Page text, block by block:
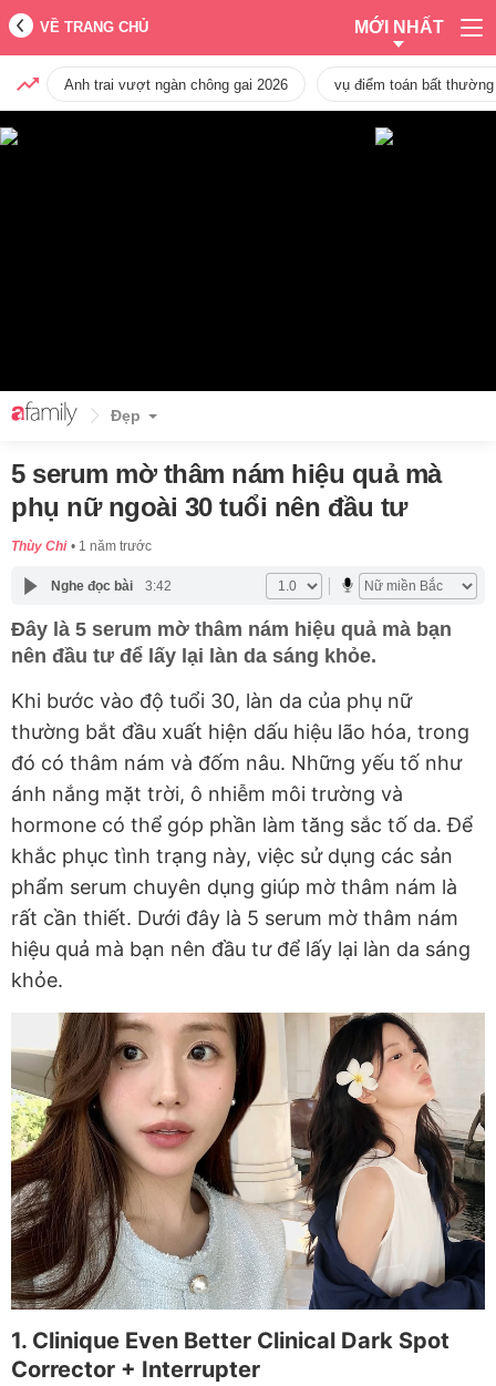
VỀ TRANG CHỦ MỚI NHẤT
Anh trai vượt ngàn chông gai 2026 vụ điểm toán bất
Đẹp
5 serum mờ thâm nám hiệu quả mà
phụ nữ ngoài 30 tuổi nên đầu tư
Thùy Chi 1 năm trước
Nghe đọc bài 3:42
Đây là 5 serum mờ thâm nám hiệu quả mà bạn
nên đầu tư để lấy lại làn da sáng khỏe.
Khi bước vào độ tuổi 30, làn da của phụ nữ
thường bắt đầu xuất hiện dấu hiệu lão hóa, trong
đó có thâm nám và đốm nâu. Những yếu tố như
ánh nắng mặt trời, ô nhiễm môi trường và
hormone có thể góp phần làm tăng sắc tố da. Để
khắc phục tình trạng này, việc sử dụng các sản
phẩm serum chuyên dụng giúp mờ thâm nám là
rất cần thiết. Dưới đây là 5 serum mờ thâm nám
hiệu quả mà bạn nên đầu tư để lấy lại làn da sáng
khỏe.
1. Clinique Even Better Clinical Dark Spot
Corrector + Interrupter